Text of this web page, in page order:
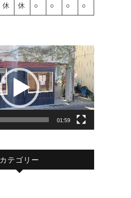
休 休 ○ ○ ○ ○
01:59
カテゴリー